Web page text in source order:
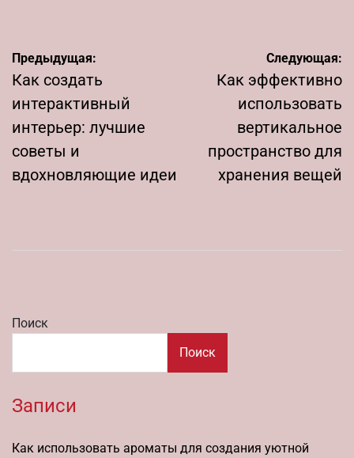
Навигация
по
записям
Предыдущая:
Как создать
интерактивный
интерьер: лучшие
советы и
вдохновляющие идеи
Следующая:
Как эффективно
использовать
вертикальное
пространство для
хранения вещей
Поиск
Поиск
Записи
Как использовать ароматы для создания уютной